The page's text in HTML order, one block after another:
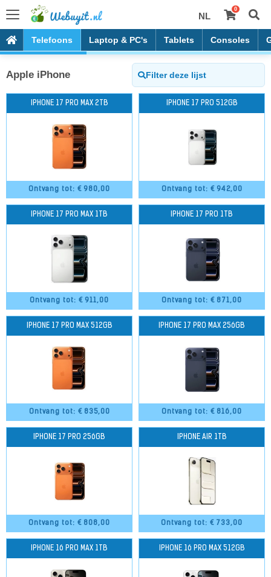
NL
0
Telefoons Laptop & PC's Tablets Consoles
Apple iPhone
Ontvang tot: € 980,00
IPHONE 17 PRO MAX 2TB
Ontvang tot: € 942,00
IPHONE 17 PRO 512GB
Ontvang tot: € 911,00
IPHONE 17 PRO MAX 1TB
Ontvang tot: € 871,00
IPHONE 17 PRO 1TB
Ontvang tot: € 835,00
IPHONE 17 PRO MAX 512GB
Ontvang tot: € 816,00
IPHONE 17 PRO MAX 256GB
Ontvang tot: € 808,00
IPHONE 17 PRO 256GB
Ontvang tot: € 733,00
IPHONE AIR 1TB
IPHONE 16 PRO MAX 1TB IPHONE 16 PRO MAX 512GB